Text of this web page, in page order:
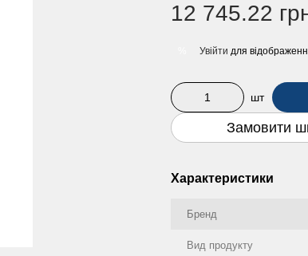
12 745.22
Увійти для
шт
Замовити
Характеристики
Бренд
Вид продукту